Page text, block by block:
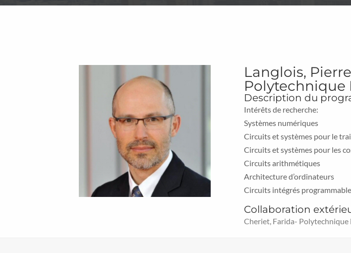
Langlois, Pierre
Polytechnique
Description du
Intérêts de recherche:
Systèmes numériques
Circuits et systèmes pour le
Circuits et systèmes pour les
Circuits arithmétiques
Architecture d’ordinateurs
Circuits intégrés
Collaboration
Cheriet, Farida-